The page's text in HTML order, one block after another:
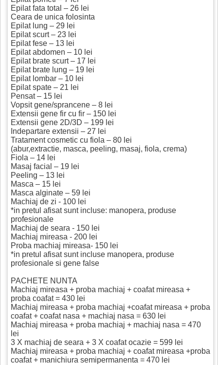
Epilat fata total – 26 lei
Ceara de unica folosinta
Epilat lung – 29 lei
Epilat scurt – 23 lei
Epilat fese – 13 lei
Epilat abdomen – 10 lei
Epilat brate scurt – 17 lei
Epilat brate lung – 19 lei
Epilat lombar – 10 lei
Epilat spate – 21 lei
Pensat – 15 lei
Vopsit gene/sprancene – 8 lei
Extensii gene fir cu fir – 150 lei
Extensii gene 2D/3D – 199 lei
Indepartare extensii – 27 lei
Tratament cosmetic cu fiola – 80 lei
(abur,extractie, masca, peeling, masaj, fiola, crema)
Fiola – 14 lei
Masaj facial – 19 lei
Peeling – 13 lei
Masca – 15 lei
Masca alginate – 59 lei
Machiaj de zi - 100 lei
*in pretul afisat sunt incluse: manopera, produse
profesionale
Machiaj de seara - 150 lei
Machiaj mireasa - 200 lei
Proba machiaj mireasa- 150 lei
*in pretul afisat sunt incluse manopera, produse
profesionale si gene false
PACHETE NUNTA
Machiaj mireasa + proba machiaj + coafat mireasa +
proba coafat = 430 lei
Machiaj mireasa + proba machiaj +coafat mireasa + proba
coafat + coafat nasa + machiaj nasa = 630 lei
Machiaj mireasa + proba machiaj + machiaj nasa = 470
lei
3 X machiaj de seara + 3 X coafat ocazie = 599 lei
Machiaj mireasa + proba machiaj + coafat mireasa +proba
coafat + manichiura semipermanenta = 470 lei